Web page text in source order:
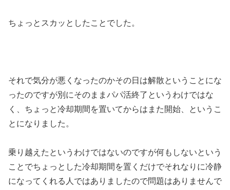
ちょっとスカッとしたことでした。
それで気分が悪くなったのかその日は解散ということにな
ったのですが別にそのままパパ活終了というわけではな
く、ちょっと冷却期間を置いてからはまた開始、というこ
とになりました。
乗り越えたというわけではないのですが何もしないという
ことでちょっとした冷却期間を置くだけでそれなりに冷静
になってくれる人ではありましたので問題はありませんで